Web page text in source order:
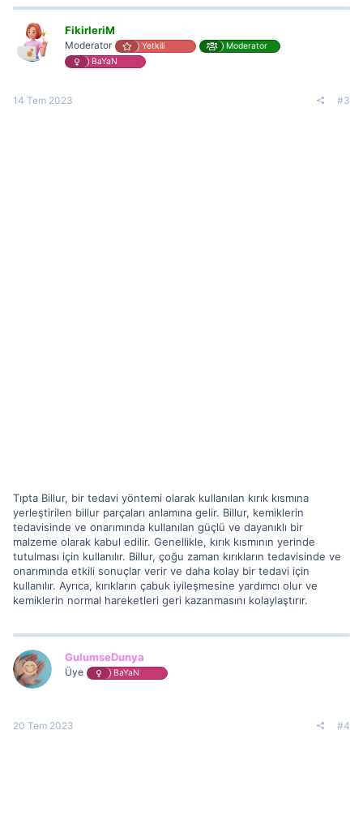
FikirleriM
Moderator Yetkili
Moderator
BaYaN
14 Tem 2023 #3
Tıpta Billur, bir tedavi yöntemi olarak kullanılan kırık kısmına
yerleştirilen billur parçaları anlamına gelir. Billur, kemiklerin
tedavisinde ve onarımında kullanılan güçlü ve dayanıklı bir
malzeme olarak kabul edilir. Genellikle, kırık kısmının yerinde
tutulması için kullanılır. Billur, çoğu zaman kırıkların tedavisinde ve
onarımında etkili sonuçlar verir ve daha kolay bir tedavi için
kullanılır. Ayrıca, kırıkların çabuk iyileşmesine yardımcı olur ve
kemiklerin normal hareketleri geri kazanmasını kolaylaştırır.
GulumseDunya
Üye BaYaN
20 Tem 2023 #4